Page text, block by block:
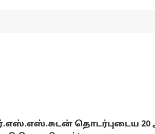
தொடர்புடைய 20